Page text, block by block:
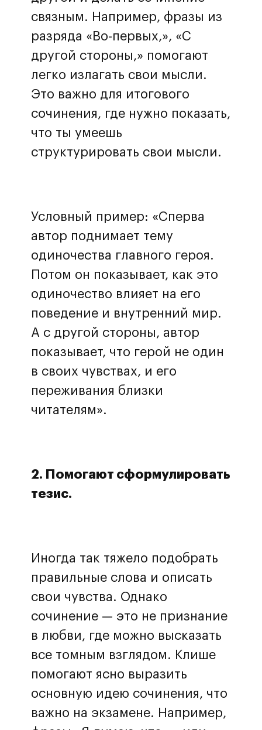
связным. Например, фразы из
разряда «Во-первых,», «С
другой стороны,» помогают
легко излагать свои мысли.
Это важно для итогового
сочинения, где нужно показать,
что ты умеешь
структурировать свои мысли.
Условный пример: «Сперва
автор поднимает тему
одиночества главного героя.
Потом он показывает, как это
одиночество влияет на его
поведение и внутренний мир.
А с другой стороны, автор
показывает, что герой не один
в своих чувствах, и его
переживания близки
читателям».
2. Помогают сформулировать
тезис.
Иногда так тяжело подобрать
правильные слова и описать
свои чувства. Однако
сочинение — это не признание
в любви, где можно высказать
все томным взглядом. Клише
помогают ясно выразить
основную идею сочинения, что
важно на экзамене. Например,